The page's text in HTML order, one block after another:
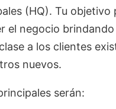
(HQ). Tu objetivo
el negocio
a los clientes
nuevos.
serán: